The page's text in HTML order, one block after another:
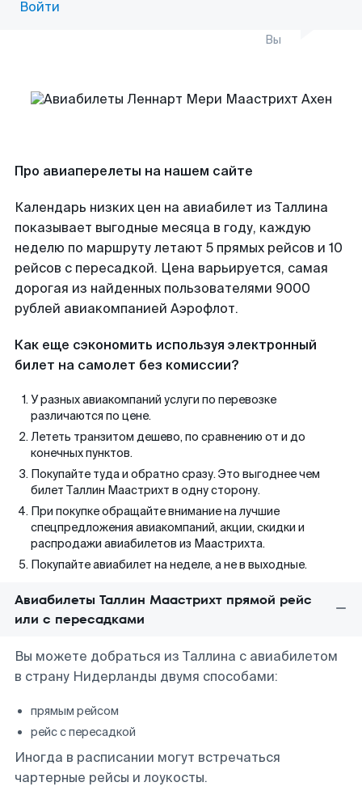
Войти
Вы
Про авиаперелеты на нашем сайте
Календарь низких цен на авиабилет из Таллина
показывает выгодные месяца в году, каждую
неделю по маршруту летают 5 прямых рейсов и 10
рейсов с пересадкой. Цена варьируется, самая
дорогая из найденных пользователями 9000
рублей авиакомпанией Аэрофлот.
Как еще сэкономить используя электронный
билет на самолет без комиссии?
У разных авиакомпаний услуги по перевозке
различаются по цене.
Лететь транзитом дешево, по сравнению от и до
конечных пунктов.
Покупайте туда и обратно сразу. Это выгоднее чем
билет Таллин Маастрихт в одну сторону.
При покупке обращайте внимание на лучшие
спецпредложения авиакомпаний, акции, скидки и
распродажи авиабилетов из Маастрихта.
Покупайте авиабилет на неделе, а не в выходные.
Авиабилеты Таллин Маастрихт прямой рейс
или с пересадками
Вы можете добраться из Таллина с авиабилетом
в страну Нидерланды двумя способами:
прямым рейсом
рейс с пересадкой
Иногда в расписании могут встречаться
чартерные рейсы и лоукосты.